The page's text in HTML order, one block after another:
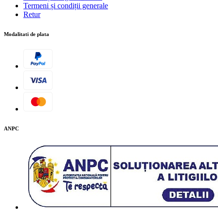
Termeni și condiții generale
Retur
Modalitati de plata
ANPC